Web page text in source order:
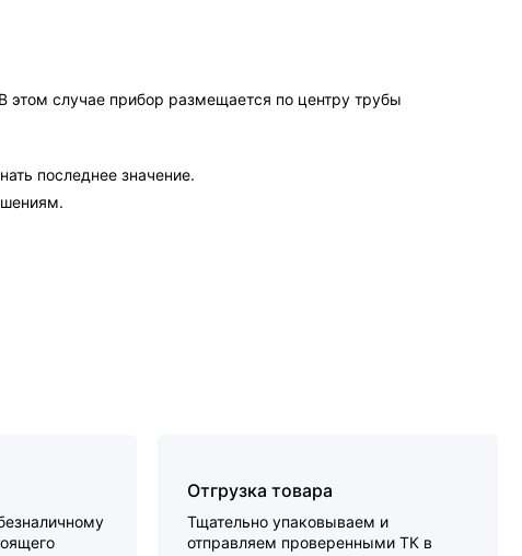
случае прибор размещается по центру трубы
последнее значение.
Отгрузка товара
Тщательно упаковываем и
отправляем проверенными ТК в